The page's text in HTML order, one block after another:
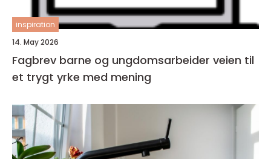
inspiration
14. May 2026
Fagbrev barne og ungdomsarbeider veien til
et trygt yrke med mening